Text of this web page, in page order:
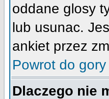
oddane glosy
lub usunac.
ankiet przez
Powrot do gory
Dlaczego nie